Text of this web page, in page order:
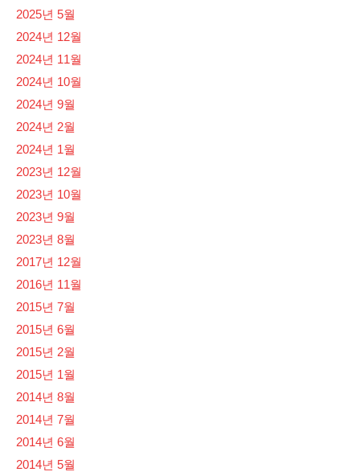
2025년 5월
2024년 12월
2024년 11월
2024년 10월
2024년 9월
2024년 2월
2024년 1월
2023년 12월
2023년 10월
2023년 9월
2023년 8월
2017년 12월
2016년 11월
2015년 7월
2015년 6월
2015년 2월
2015년 1월
2014년 8월
2014년 7월
2014년 6월
2014년 5월